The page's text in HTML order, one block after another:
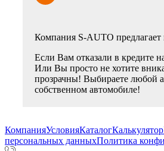
Компания S-AUTO
Если Вам отказали в кредите
Или Вы просто не хотите
прозрачны! Выбираете любой
собственном автомобиле!
КомпанияУсловияКаталогКалькулятор
персональных данныхПолитика